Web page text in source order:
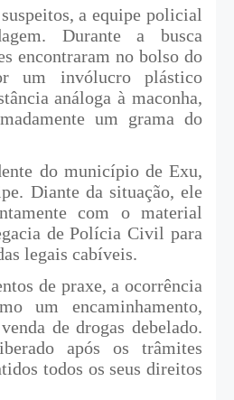
a equipe policial
Durante a busca
encontraram no bolso do
um invólucro plástico
análoga à maconha,
um grama do
do município de Exu,
Diante da situação, ele
com o material
de Polícia Civil para
legais cabíveis.
de praxe, a ocorrência
um encaminhamento,
de drogas debelado.
após os trâmites
todos os seus direitos